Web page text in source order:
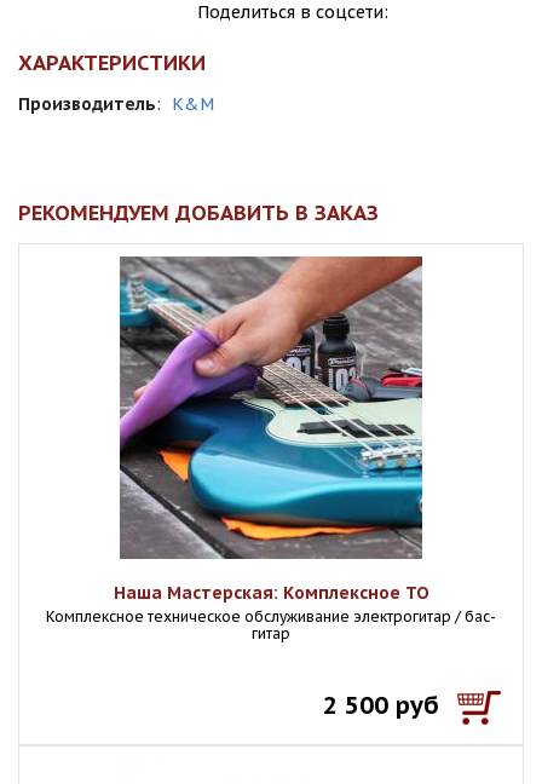
Поделиться в соцсети:
ХАРАКТЕРИСТИКИ
Производитель: K&M
РЕКОМЕНДУЕМ ДОБАВИТЬ В ЗАКАЗ
Наша Мастерская: Комплексное ТО
Комплексное техническое обслуживание электрогитар / бас-
гитар
2 500 руб